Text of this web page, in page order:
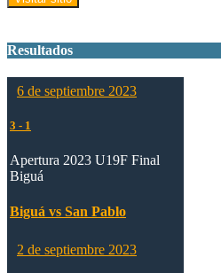
Resultados
6 de septiembre 2023
3 - 1
Apertura 2023 U19F Final
Biguá
Biguá vs San Pablo
2 de septiembre 2023